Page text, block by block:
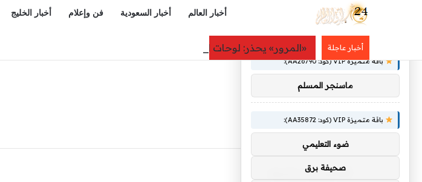
أخبار العالم أخبار السعودية فن وإعلام أخبار الخليج
أخبار عاجلة «المرور» يحذر: لوحات المركبة التالفة أو غير الواضحة مخالفة بغرامة تبلغ 2000 ريال
الرئيسية
باقة متميزة VIP (كود: AA26790):
ماسنجر المسلم
باقة متميزة VIP (كود: AA35872):
ضوء التعليمي
صحيفة برق